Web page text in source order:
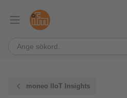
moneo IIoT Insights